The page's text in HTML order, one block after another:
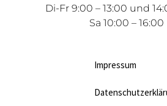
Di-Fr 9:00 – 13:00 und
Sa 10:00 –
Impressum